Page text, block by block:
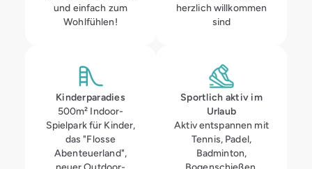
und einfach zum
Wohlfühlen!
herzlich willkommen
sind
Kinderparadies
500m² Indoor-
Spielpark für Kinder,
das "Flosse
Abenteuerland",
neuer Outdoor-
Sportlich aktiv im
Urlaub
Aktiv entspannen mit
Tennis, Padel,
Badminton,
Bogenschießen,